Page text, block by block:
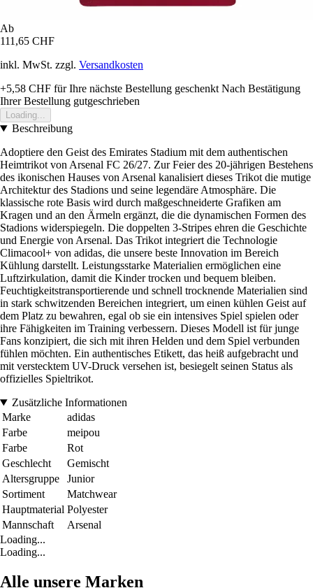
Ab
111,65 CHF
inkl. MwSt. zzgl. Versandkosten
+5,58 CHF für Ihre nächste Bestellung geschenkt Nach Bestätigung
Ihrer Bestellung gutgeschrieben
Loading...
Beschreibung
Adoptiere den Geist des Emirates Stadium mit dem authentischen
Heimtrikot von Arsenal FC 26/27. Zur Feier des 20-jährigen Bestehens
des ikonischen Hauses von Arsenal kanalisiert dieses Trikot die mutige
Architektur des Stadions und seine legendäre Atmosphäre. Die
klassische rote Basis wird durch maßgeschneiderte Grafiken am
Kragen und an den Ärmeln ergänzt, die die dynamischen Formen des
Stadions widerspiegeln. Die doppelten 3-Stripes ehren die Geschichte
und Energie von Arsenal. Das Trikot integriert die Technologie
Climacool+ von adidas, die unsere beste Innovation im Bereich
Kühlung darstellt. Leistungsstarke Materialien ermöglichen eine
Luftzirkulation, damit die Kinder trocken und bequem bleiben.
Feuchtigkeitstransportierende und schnell trocknende Materialien sind
in stark schwitzenden Bereichen integriert, um einen kühlen Geist auf
dem Platz zu bewahren, egal ob sie ein intensives Spiel spielen oder
ihre Fähigkeiten im Training verbessern. Dieses Modell ist für junge
Fans konzipiert, die sich mit ihren Helden und dem Spiel verbunden
fühlen möchten. Ein authentisches Etikett, das heiß aufgebracht und
mit verstecktem UV-Druck versehen ist, besiegelt seinen Status als
offizielles Spieltrikot.
Zusätzliche Informationen
Marke
adidas
Farbe
meipou
Farbe
Rot
Geschlecht
Gemischt
Altersgruppe
Junior
Sortiment
Matchwear
Hauptmaterial Polyester
Mannschaft
Arsenal
Loading...
Loading...
Alle unsere Marken